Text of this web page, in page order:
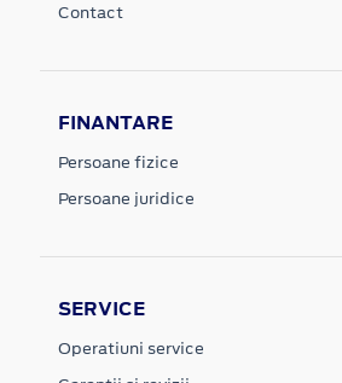
Contact
FINANTARE
Persoane fizice
Persoane juridice
SERVICE
Operatiuni service